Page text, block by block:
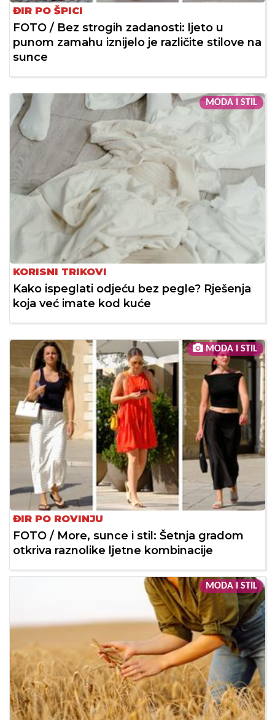
ĐIR PO ŠPICI
FOTO / Bez strogih zadanosti: ljeto u
punom zamahu iznijelo je različite stilove na
sunce
MODA I STIL
KORISNI TRIKOVI
Kako ispeglati odjeću bez pegle? Rješenja
koja već imate kod kuće
MODA I STIL
ĐIR PO ROVINJU
FOTO / More, sunce i stil: Šetnja gradom
otkriva raznolike ljetne kombinacije
MODA I STIL